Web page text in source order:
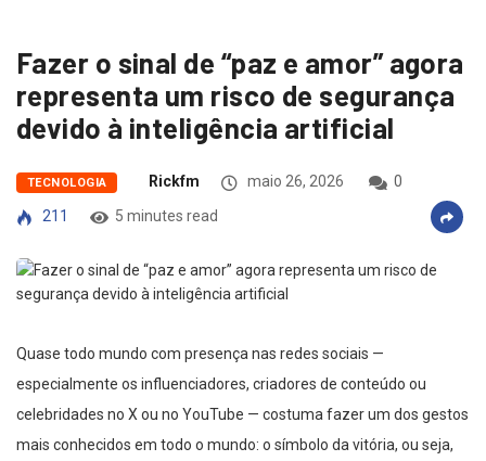
Fazer o sinal de “paz e amor” agora
representa um risco de segurança
devido à inteligência artificial
TECNOLOGIA Rickfm maio 26, 2026
0
211
5 minutes read
Quase todo mundo com presença nas redes sociais —
especialmente os influenciadores, criadores de conteúdo ou
celebridades no X ou no YouTube — costuma fazer um dos gestos
mais conhecidos em todo o mundo: o símbolo da vitória, ou seja,